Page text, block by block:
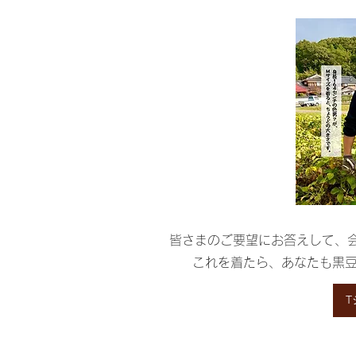
皆さまのご要望にお答えして、
これを着たら、あなたも黒
T